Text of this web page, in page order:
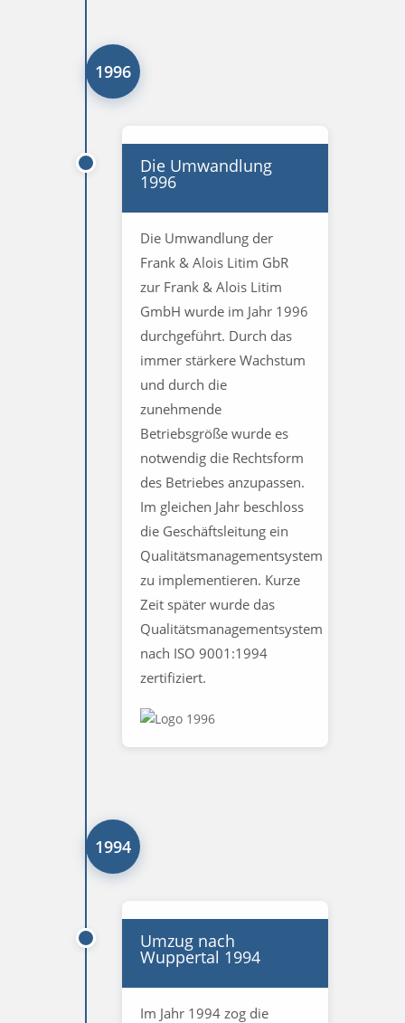
1996
Die Umwandlung
1996
Die Umwandlung der
Frank & Alois Litim GbR
zur Frank & Alois Litim
GmbH wurde im Jahr 1996
durchgeführt. Durch das
immer stärkere Wachstum
und durch die
zunehmende
Betriebsgröße wurde es
notwendig die Rechtsform
des Betriebes anzupassen.
Im gleichen Jahr beschloss
die Geschäftsleitung ein
Qualitätsmanagementsystem
zu implementieren. Kurze
Zeit später wurde das
Qualitätsmanagementsystem
nach ISO 9001:1994
zertifiziert.
1994
Umzug nach
Wuppertal 1994
Im Jahr 1994 zog die